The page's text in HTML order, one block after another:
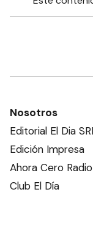
Nosotros
Editorial El Dia
Edición Impresa
Ahora Cero Radio
Club El Día